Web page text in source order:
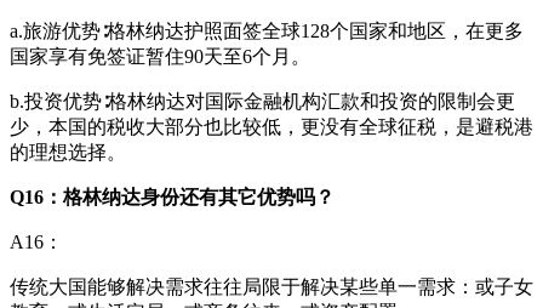
a.旅游优势∶格林纳达护照面签全球128个国家和地区，在更多
国家享有免签证暂住90天至6个月。
b.投资优势∶格林纳达对国际金融机构汇款和投资的限制会更
少，本国的税收大部分也比较低，更没有全球征税，是避税港
的理想选择。
Q16：格林纳达身份还有其它优势吗？
A16：
传统大国能够解决需求往往局限于解决某些单一需求：或子女